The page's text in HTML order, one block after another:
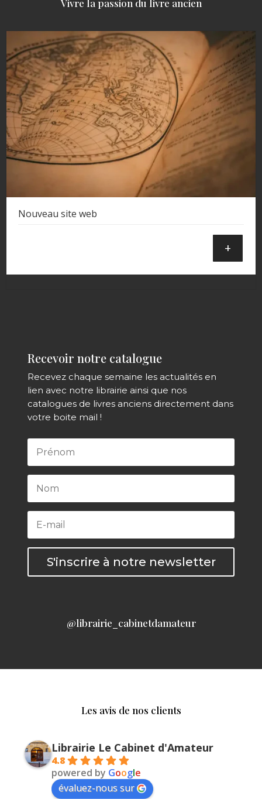
Vivre la passion du livre ancien
Nouveau site web
+
Recevoir notre catalogue
Recevez chaque semaine les actualités en
lien avec notre librairie ainsi que nos
catalogues de livres anciens directement dans
votre boite mail !
S'inscrire à notre newsletter
@librairie_cabinetdamateur
Les avis de nos clients
Librairie Le Cabinet d'Amateur
4.8
powered by Google
évaluez-nous sur